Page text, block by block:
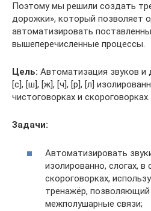
Поэтому мы решили создать
дорожки», который позволяет
автоматизировать
вышеперечисленные процессы.
Цель: Автоматизация звуков и
[с], [ш], [ж], [ч], [р], [л]
чистоговорках и скороговорках.
Задачи:
Автоматизировать
изолированно, слогах, в
скороговорках,
тренажёр, позволяющий
межполушарные связи;